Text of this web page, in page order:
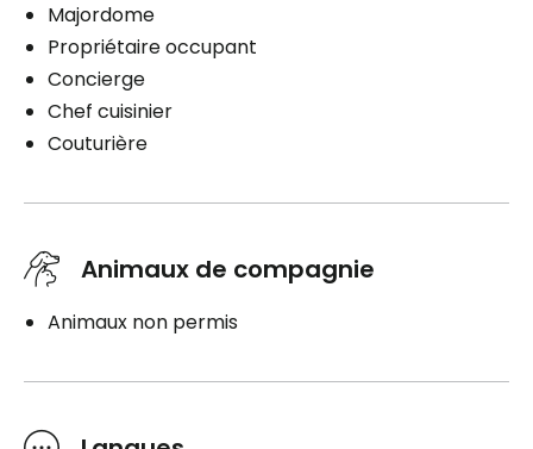
Majordome
Propriétaire occupant
Concierge
Chef cuisinier
Couturière
Animaux de compagnie
Animaux non permis